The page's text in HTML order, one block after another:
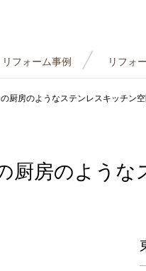
リフォーム事例 リフォ
厨房のようなステンレスキッチン
厨房のような